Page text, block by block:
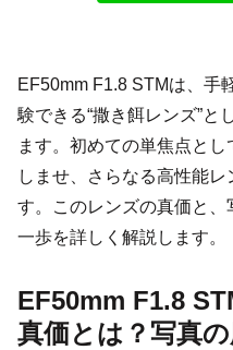
EF50mm F1.8 STMは、手
験できる“撒き餌レンズ”と
ます。初めての単焦点と
しませ、さらなる高性能
す。このレンズの真価と
一歩を詳しく解説します。
EF50mm F1.8
真価とは？写真